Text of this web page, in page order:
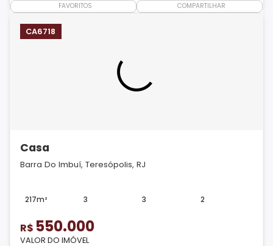
FAVORITOS COMPARTILHAR
CA6718
Casa
Barra Do Imbuí, Teresópolis, RJ
217m² 3 3 2
R$ 550.000
VALOR DO IMÓVEL